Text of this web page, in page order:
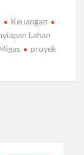
Keuangan
Lahan
proyek